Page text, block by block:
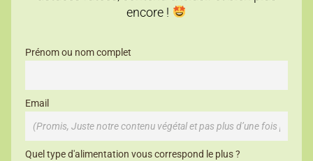
encore !
Prénom ou nom complet
Email
Quel type d'alimentation vous correspond le plus ?